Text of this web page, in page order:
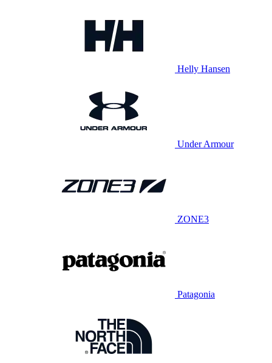
Helly Hansen
Under Armour
ZONE3
Patagonia